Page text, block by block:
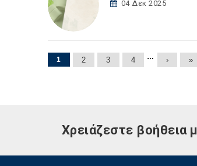
04 Δεκ 2025
Σελίδες
1 2 3 4 … › »
Χρειάζεστε βοήθεια